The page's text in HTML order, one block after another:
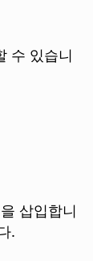
수 있습니
삽입합니
.